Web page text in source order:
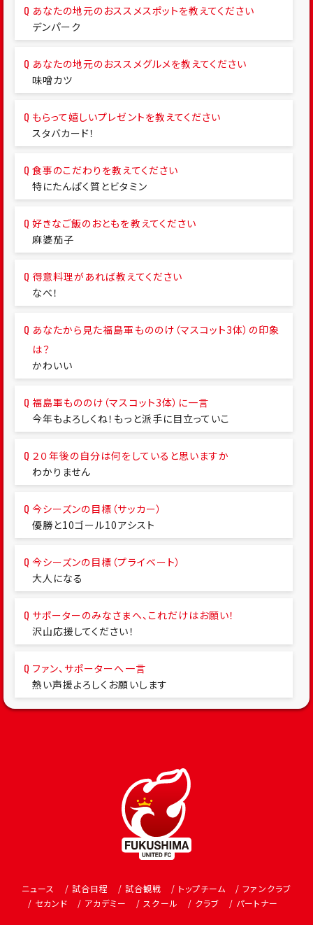
あなたの地元のおススメスポットを教えてください
デンパーク
あなたの地元のおススメグルメを教えてください
味噌カツ
もらって嬉しいプレゼントを教えてください
スタバカード！
食事のこだわりを教えてください
特にたんぱく質とビタミン
好きなご飯のおともを教えてください
麻婆茄子
得意料理があれば教えてください
なべ！
あなたから見た福島軍もののけ（マスコット3体）の印象
は？
かわいい
福島軍もののけ（マスコット3体）に一言
今年もよろしくね！もっと派手に目立っていこ
２０年後の自分は何をしていると思いますか
わかりません
今シーズンの目標（サッカー）
優勝と10ゴール10アシスト
今シーズンの目標（プライベート）
大人になる
サポーターのみなさまへ、これだけはお願い！
沢山応援してください！
ファン、サポーターへ一言
熱い声援よろしくお願いします
ニュース 試合日程 試合観戦 トップチーム
ファンクラブ
セカンド
アカデミー スクール クラブ パートナー